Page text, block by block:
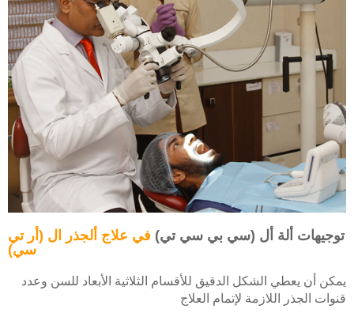
توجيهات ألة أل (سي بي سي تي) في علاج ألجذر ال (أر تي
سي)
يمكن أن يعطي الشكل الدقيق للأقسام الثلاثية الأبعاد للسن وعدد
قنوات الجذر اللازمة لإتمام العلاج